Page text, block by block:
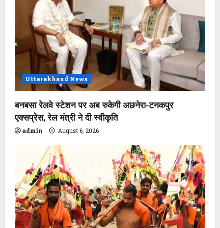
Uttarakhand News
बनबसा रेलवे स्टेशन पर अब रुकेगी अछनेरा-टनकपुर
एक्सप्रेस, रेल मंत्री ने दी स्वीकृति
admin August 6, 2026